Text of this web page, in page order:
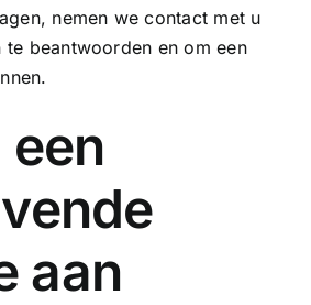
nemen we contact met u
beantwoorden en om een
aan